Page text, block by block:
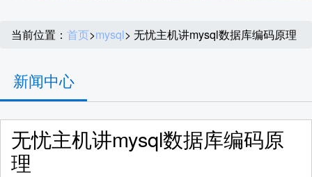
当前位置： 首页>mysql> 无忧主机讲mysql数据库编码原理
新闻中心
无忧主机讲mysql数据库编码原
理